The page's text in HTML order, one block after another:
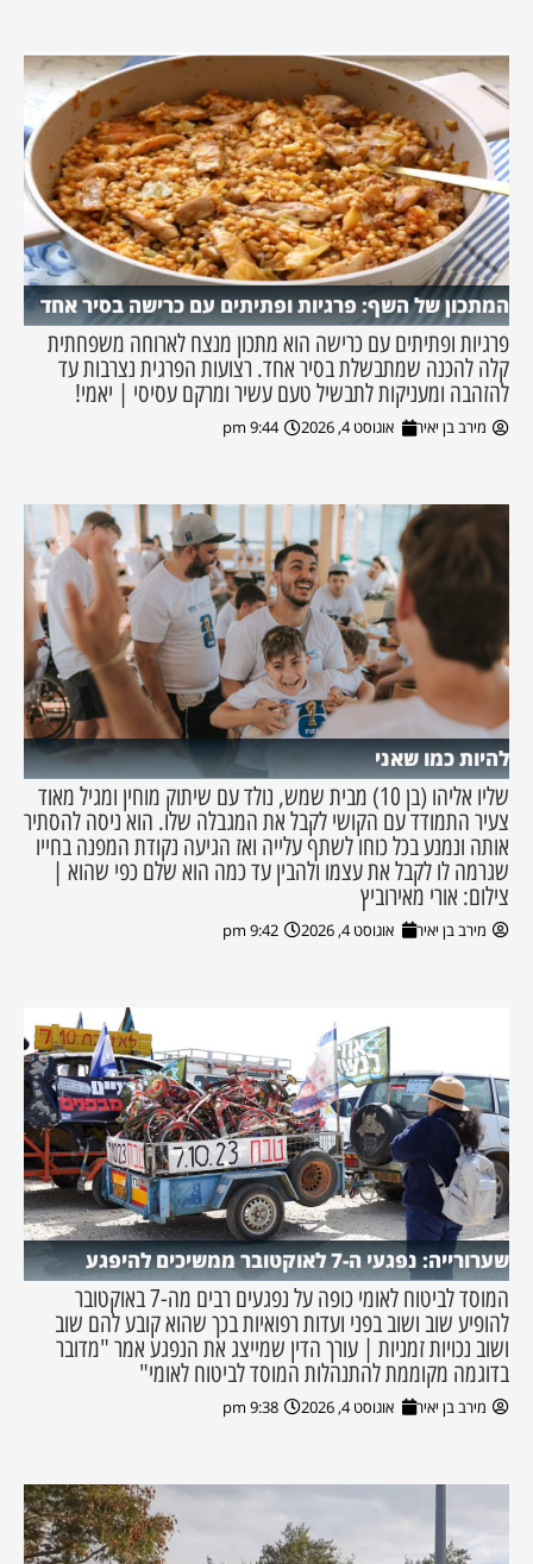
המתכון של השף: פרגיות ופתיתים עם כרישה בסיר אחד
פרגיות ופתיתים עם כרישה הוא מתכון מנצח לארוחה משפחתית
קלה להכנה שמתבשלת בסיר אחד. רצועות הפרגית נצרבות עד
להזהבה ומעניקות לתבשיל טעם עשיר ומרקם עסיסי | יאמי!
מירב בן יאיר אוגוסט 4, 2026 9:44 pm
להיות כמו שאני
שליו אליהו (בן 10) מבית שמש, נולד עם שיתוק מוחין ומגיל מאוד
צעיר התמודד עם הקושי לקבל את המגבלה שלו. הוא ניסה להסתיר
אותה ונמנע בכל כוחו לשתף עלייה ואז הגיעה נקודת המפנה בחייו
שגרמה לו לקבל את עצמו ולהבין עד כמה הוא שלם כפי שהוא |
צילום: אורי מאירוביץ
מירב בן יאיר אוגוסט 4, 2026 9:42 pm
שערורייה: נפגעי ה-7 לאוקטובר ממשיכים להיפגע
המוסד לביטוח לאומי כופה על נפגעים רבים מה-7 באוקטובר
להופיע שוב ושוב בפני ועדות רפואיות בכך שהוא קובע להם שוב
ושוב נכויות זמניות | עורך הדין שמייצג את הנפגע אמר "מדובר
בדוגמה מקוממת להתנהלות המוסד לביטוח לאומי"
מירב בן יאיר אוגוסט 4, 2026 9:38 pm